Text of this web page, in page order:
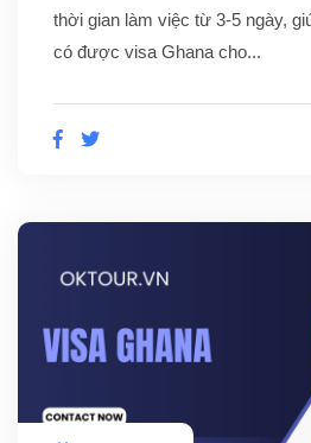
thời gian làm việc từ 3-5 ngày,
có được visa Ghana cho...